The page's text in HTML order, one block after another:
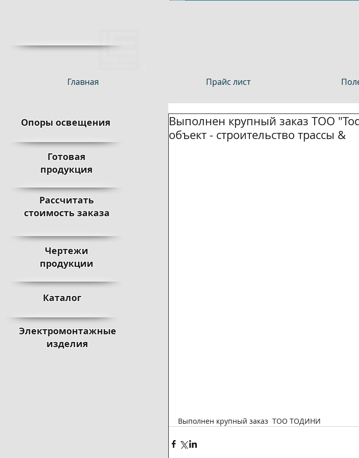
Главная Прайс лист
Опоры освещения
Готовая
продукция
Рассчитать
стоимость заказа
Чертежи
продукции
Каталог
Электромонтажные
изделия
Выполнен крупный заказ ТОО
объект - строительство трассы &
Выполнен крупный заказ  ТОО ТОДИНИ